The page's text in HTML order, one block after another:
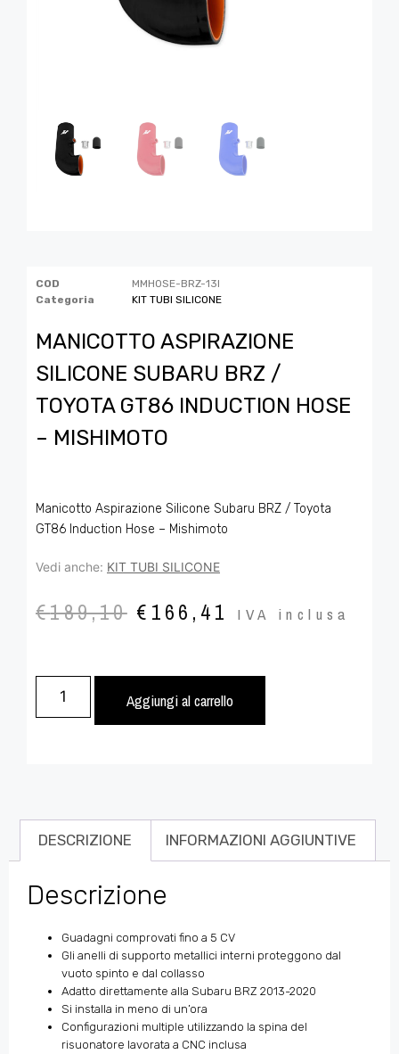
COD
MMHOSE-BRZ-13I
Categoria
KIT TUBI SILICONE
MANICOTTO ASPIRAZIONE
SILICONE SUBARU BRZ /
TOYOTA GT86 INDUCTION HOSE
– MISHIMOTO
Manicotto Aspirazione Silicone Subaru BRZ / Toyota
GT86 Induction Hose – Mishimoto
Vedi anche: KIT TUBI SILICONE
€189,10 € 166,41 IVA inclusa
Aggiungi al carrello
DESCRIZIONE INFORMAZIONI AGGIUNTIVE
Descrizione
Guadagni comprovati fino a 5 CV
Gli anelli di supporto metallici interni proteggono dal
vuoto spinto e dal collasso
Adatto direttamente alla Subaru BRZ 2013-2020
Si installa in meno di un’ora
Configurazioni multiple utilizzando la spina del
risuonatore lavorata a CNC inclusa